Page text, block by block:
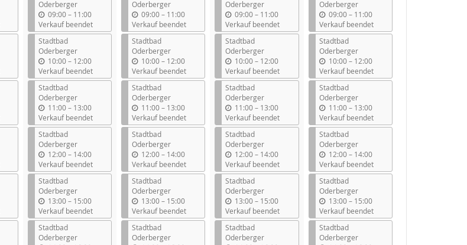
Oderberger
09:00–b
i
s
11:00
Verkauf beendet
Stadtbad
Oderberger
10:00–b
i
s
12:00
Verkauf beendet
Stadtbad
Oderberger
11:00–b
i
s
13:00
Verkauf beendet
Stadtbad
Oderberger
12:00–b
i
s
14:00
Verkauf beendet
Stadtbad
Oderberger
13:00–b
i
s
15:00
Verkauf beendet
Stadtbad
Oderberger
Oderberger
09:00–b
i
s
11:00
Verkauf beendet
Stadtbad
Oderberger
10:00–b
i
s
12:00
Verkauf beendet
Stadtbad
Oderberger
11:00–b
i
s
13:00
Verkauf beendet
Stadtbad
Oderberger
12:00–b
i
s
14:00
Verkauf beendet
Stadtbad
Oderberger
13:00–b
i
s
15:00
Verkauf beendet
Stadtbad
Oderberger
Oderberger
09:00 –b
i
s
11:00
Verkauf beendet
Stadtbad
Oderberger
10:00 –b
i
s
12:00
Verkauf beendet
Stadtbad
Oderberger
11:00 –b
i
s
13:00
Verkauf beendet
Stadtbad
Oderberger
12:00 –b
i
s
14:00
Verkauf beendet
Stadtbad
Oderberger
13:00 –b
i
s
15:00
Verkauf beendet
Stadtbad
Oderberger
Oderberger
09:00 –b
i
s
11:00
Verkauf beendet
Stadtbad
Oderberger
10:00 –b
i
s
12:00
Verkauf beendet
Stadtbad
Oderberger
11:00 –b
i
s
13:00
Verkauf beendet
Stadtbad
Oderberger
12:00 –b
i
s
14:00
Verkauf beendet
Stadtbad
Oderberger
13:00 –b
i
s
15:00
Verkauf beendet
Stadtbad
Oderberger